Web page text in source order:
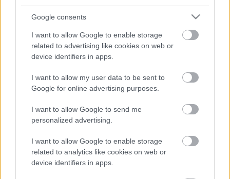
Google consents
I want to allow Google to enable storage
related to advertising like cookies on web or
device identifiers in apps.
I want to allow my user data to be sent to
Google for online advertising purposes.
I want to allow Google to send me
personalized advertising.
I want to allow Google to enable storage
related to analytics like cookies on web or
device identifiers in apps.
disponer de más cambios. Será sometido a pruebas
prácticamente descartada. Mojica sufrió un pinchazo en la
última acción del partido y su presencia también es dudosa.
Los sancionados de la jornada 35: ¿Quiénes suplirán
a Reinildo & cía?
Siete jugadores se perderán la
jornada 35 de LaLiga al estar
sancionados, entre ellos Reinildo
Mandava y José Luis Gayà.
¿Quiénes les reemplazarán en los